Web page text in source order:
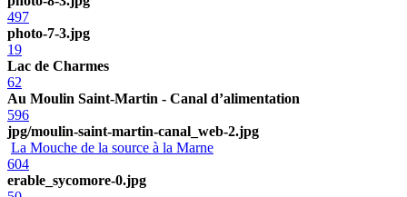
497
photo-7-3.jpg
19
Lac de Charmes
62
Au Moulin Saint-Martin - Canal d’alimentation
596
jpg/moulin-saint-martin-canal_web-2.jpg
La Mouche de la source à la Marne
604
erable_sycomore-0.jpg